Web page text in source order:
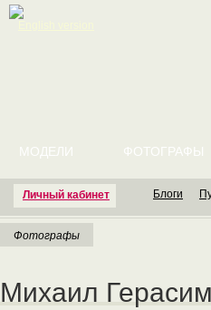
Личный кабинет
МОДЕЛИ ФОТОГРАФЫ
Блоги
Фотографы
Михаил